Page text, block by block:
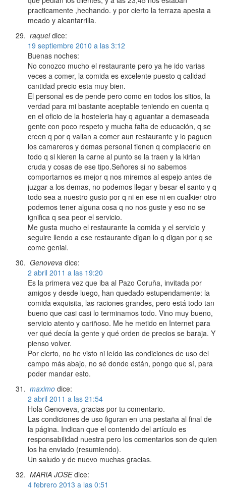
practicamente ,hechando. y por cierto la terraza apesta a
meado y alcantarrilla.
raquel dice:
19 septiembre 2010 a las 3:12
Buenas noches:
No conozco mucho el restaurante pero ya he ido varias
veces a comer, la comida es excelente puesto q calidad
cantidad precio esta muy bien.
El personal es de pende pero como en todos los sitios, la
verdad para mi bastante aceptable teniendo en cuenta q
en el oficio de la hosteleria hay q aguantar a demaseada
gente con poco respeto y mucha falta de educación, q se
creen q por q vallan a comer aun restaurante y lo paguen
los camareros y demas personal tienen q complacerle en
todo q si kieren la carne al punto se la traen y la kirian
cruda y cosas de ese tipo.Señores si no sabemos
comportarnos es mejor q nos miremos al espejo antes de
juzgar a los demas, no podemos llegar y besar el santo y q
todo sea a nuestro gusto por q ni en ese ni en cualkier otro
podemos tener alguna cosa q no nos guste y eso no se
ignifica q sea peor el servicio.
Me gusta mucho el restaurante la comida y el servicio y
seguire llendo a ese restaurante digan lo q digan por q se
come genial.
Genoveva dice:
2 abril 2011 a las 19:20
Es la primera vez que iba al Pazo Coruña, invitada por
amigos y desde luego, han quedado estupendamente: la
comida exquisita, las raciones grandes, pero está todo tan
bueno que casi casi lo terminamos todo. Vino muy bueno,
servicio atento y cariñoso. Me he metido en Internet para
ver qué decía la gente y qué orden de precios se baraja. Y
pienso volver.
Por cierto, no he visto ni leído las condiciones de uso del
campo más abajo, no sé donde están, pongo que sí, para
poder mandar esto.
maximo dice:
2 abril 2011 a las 21:54
Hola Genoveva, gracias por tu comentario.
Las condiciones de uso figuran en una pestaña al final de
la página. Indican que el contenido del artículo es
responsabilidad nuestra pero los comentarios son de quien
los ha enviado (resumiendo).
Un saludo y de nuevo muchas gracias.
MARIA JOSE dice:
4 febrero 2013 a las 0:51